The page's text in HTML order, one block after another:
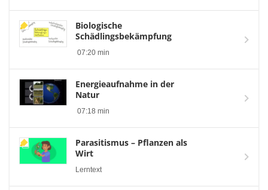
Biologische
Schädlingsbekämpfung
07:20 min
Energieaufnahme in der
Natur
07:18 min
Parasitismus – Pflanzen als
Wirt
Lerntext